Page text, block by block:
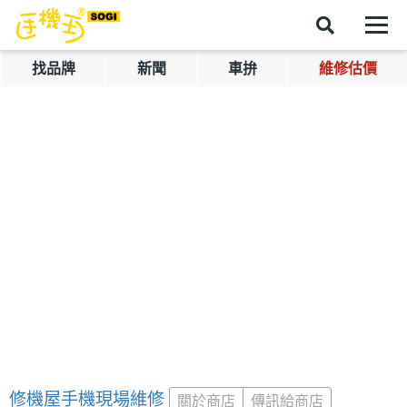
找品牌 新聞 車拚 維修估價
修機屋手機現場維修 關於商店 傳訊給商店